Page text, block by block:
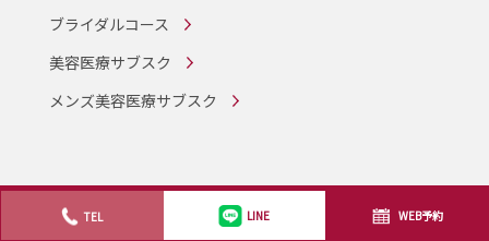
ブライダルコース
美容医療サブスク
メンズ美容医療サブスク
プライバシーポリシー 未成年同意書
TEL LINE WEB予約